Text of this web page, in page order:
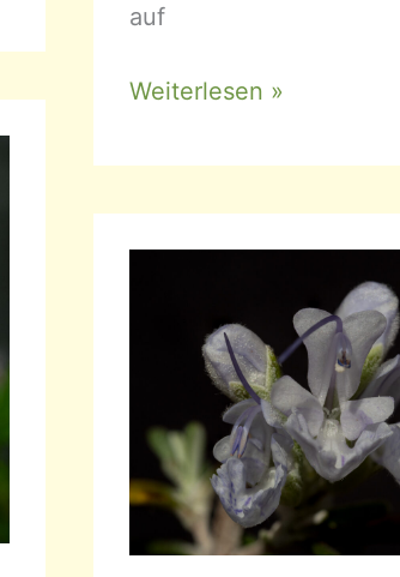
auf
Origanum
–
Dost,
Weiterlesen »